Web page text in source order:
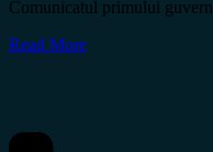
Comunicatul primului
Read More